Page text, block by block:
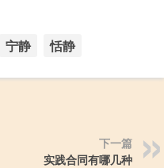
宁静 恬静
下一篇
实践合同有哪几种